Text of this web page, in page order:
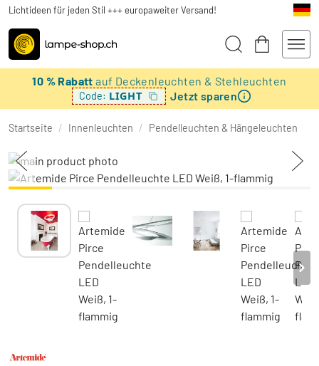
Lichtideen für jeden Stil +++ europaweiter Versand!
10 % Rabattauf Deckenleuchten & Stehleuchten
Code: LIGHT Jetzt sparen
Startseite / Innenleuchten / Pendelleuchten & Hängeleuchten